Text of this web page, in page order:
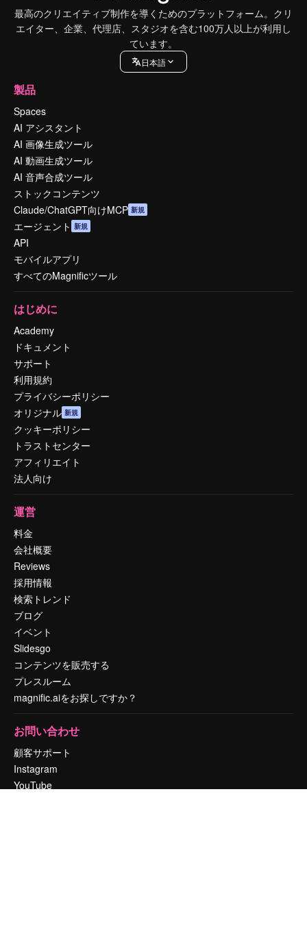
最高のクリエイティブ制作を導くためのプラットフォーム。クリ
エイター、企業、代理店、スタジオを含む100万人以上が利用し
ています。
日本語
製品
Spaces
AI アシスタント
AI 画像生成ツール
AI 動画生成ツール
AI 音声合成ツール
ストックコンテンツ
Claude/ChatGPT向けMCP 新規
エージェント 新規
API
モバイルアプリ
すべてのMagnificツール
はじめに
Academy
ドキュメント
サポート
利用規約
プライバシーポリシー
オリジナル 新規
クッキーポリシー
トラストセンター
アフィリエイト
法人向け
運営
料金
会社概要
Reviews
採用情報
検索トレンド
ブログ
イベント
Slidesgo
コンテンツを販売する
プレスルーム
magnific.aiをお探しですか？
お問い合わせ
顧客サポート
Instagram
YouTube